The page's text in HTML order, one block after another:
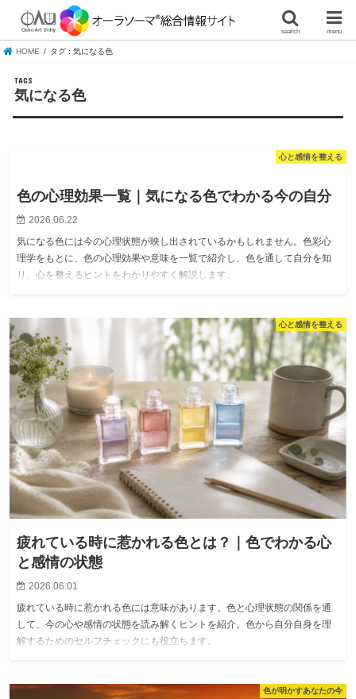
search menu
HOME タグ : 気になる色
気になる色
心と感情を整える
色の心理効果一覧｜気になる色でわかる今の自分
2026.06.22
気になる色には今の心理状態が映し出されているかもしれません。色彩心
理学をもとに、色の心理効果や意味を一覧で紹介し、色を通して自分を知
り、心を整えるヒントをわかりやすく解説します。
心と感情を整える
疲れている時に惹かれる色とは？｜色でわかる心
と感情の状態
2026.06.01
疲れている時に惹かれる色には意味があります。色と心理状態の関係を通
して、今の心や感情の状態を読み解くヒントを紹介。色から自分自身を理
解するためのセルフチェックにも役立ちます。
色が明かすあなたの今